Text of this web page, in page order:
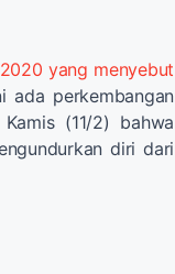
yang menyebut
ada perkembangan
(11/2) bahwa
diri dari